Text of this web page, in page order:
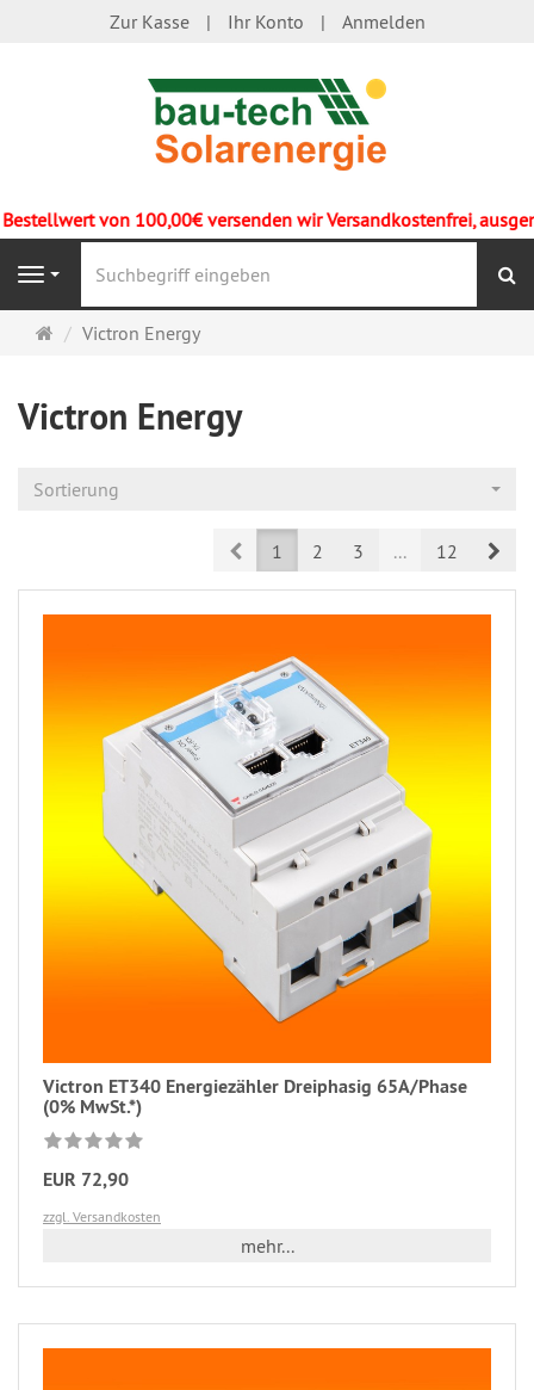
Zur Kasse Ihr Konto Anmelden
versenden wir Versandkostenfrei, ausgenommen
Navigation
Startseite
Victron Energy
Victron Energy
Sortierung
Prev1 2 3 ... 12
Victron ET340 Energiezähler Dreiphasig 65A/Phase
(0% MwSt.*)
EUR 72,90
zzgl. Versandkosten
mehr...